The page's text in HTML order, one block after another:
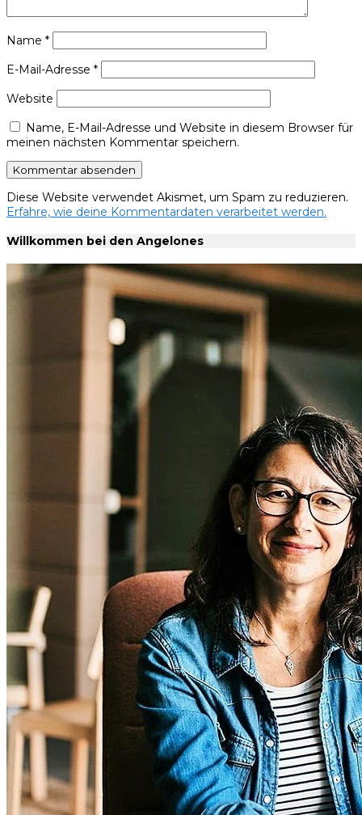
Name *
E-Mail-Adresse *
Website
Name, E-Mail-Adresse und Website in diesem Browser für
meinen nächsten Kommentar speichern.
Diese Website verwendet Akismet, um Spam zu reduzieren.
Erfahre, wie deine Kommentardaten verarbeitet werden.
Willkommen bei den Angelones